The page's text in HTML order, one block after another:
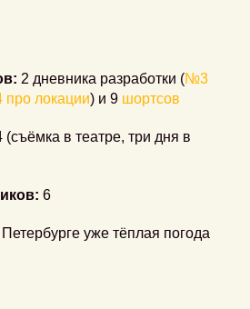
2 дневника разработки (№3
локации) и 9 шортсов
(съёмка в театре, три дня в
6
уже тёплая погода